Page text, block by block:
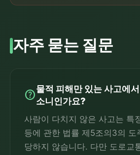
자주 묻는 질문
help물적 피해만 있는 사고에
소니인가요?
사람이 다치지 않은 사고는 특
등에 관한 법률 제5조의3의 도
당하지 않습니다. 다만 도로교